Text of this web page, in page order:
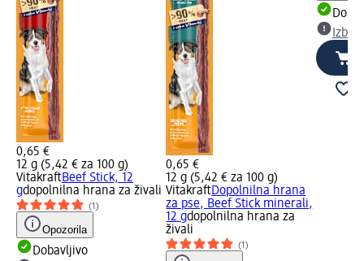
0,65 €
12 g (5,42 € za 100 g)
VitakraftBeef Stick, 12
gdopolnilna hrana za živali
(1)
Opozorila
Dobavljivo
0,65 €
12 g (5,42 € za 100 g)
VitakraftDopolnilna hrana
za pse, Beef Stick minerali,
12 gdopolnilna hrana za
živali
(1)